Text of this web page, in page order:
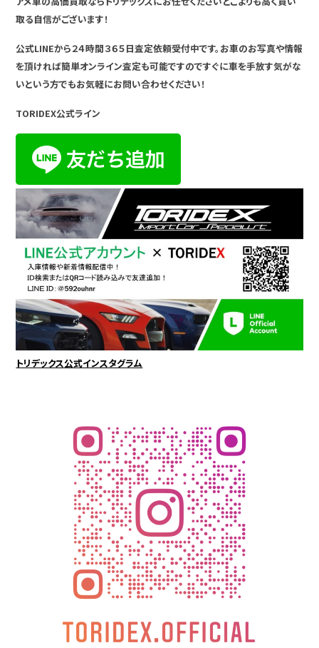
取る自信がございます！
公式LINEから２４時間３６５日査定依頼受付中です。お車のお写真や情報
を頂ければ簡単オンライン査定も可能ですのですぐに車を手放す気がな
いという方でもお気軽にお問い合わせください！
TORIDEX公式ライン
トリデックス公式インスタグラム